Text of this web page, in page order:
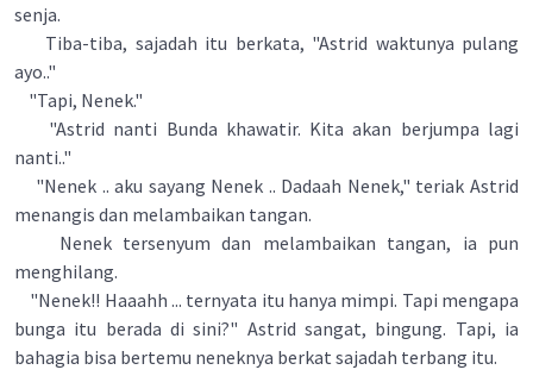
senja.
Tiba-tiba, sajadah itu berkata, "Astrid waktunya pulang
ayo.."
"Tapi, Nenek."
"Astrid nanti Bunda khawatir. Kita akan berjumpa lagi
nanti.."
"Nenek .. aku sayang Nenek .. Dadaah Nenek," teriak Astrid
menangis dan melambaikan tangan.
Nenek tersenyum dan melambaikan tangan, ia pun
menghilang.
"Nenek!! Haaahh ... ternyata itu hanya mimpi. Tapi mengapa
bunga itu berada di sini?" Astrid sangat, bingung. Tapi, ia
bahagia bisa bertemu neneknya berkat sajadah terbang itu.